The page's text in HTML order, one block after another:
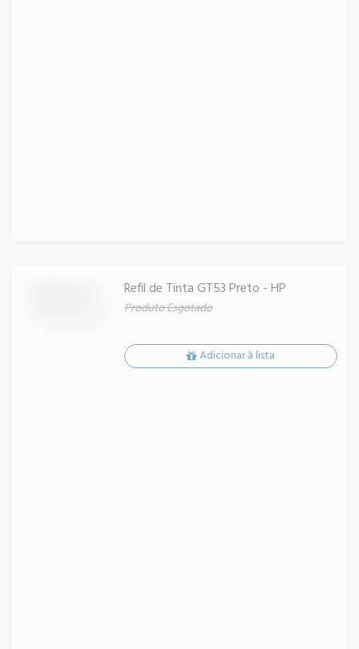
Refil de Tinta GT53 Preto - HP
Produto Esgotado
Adicionar à lista